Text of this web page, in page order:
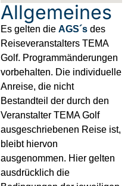
Allgemeines
Es gelten die AGS´s des
Reiseveranstalters TEMA
Golf. Programmänderungen
vorbehalten. Die individuelle
Anreise, die nicht
Bestandteil der durch den
Veranstalter TEMA Golf
ausgeschriebenen Reise ist,
bleibt hiervon
ausgenommen. Hier gelten
ausdrücklich die